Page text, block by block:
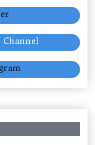
Channel